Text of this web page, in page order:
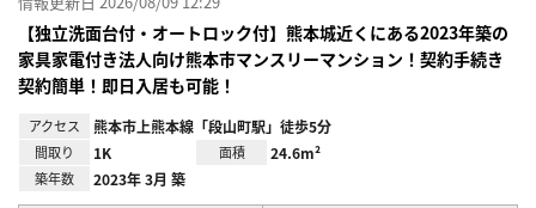
【独立洗面台付・オートロック付】熊本城近くにある2023年築の
家具家電付き法人向け熊本市マンスリーマンション！契約手続き
契約簡単！即日入居も可能！
アクセス 熊本市上熊本線「段山町駅」徒歩5分
間取り 1K 面積 24.6m²
築年数 2023年 3月 築